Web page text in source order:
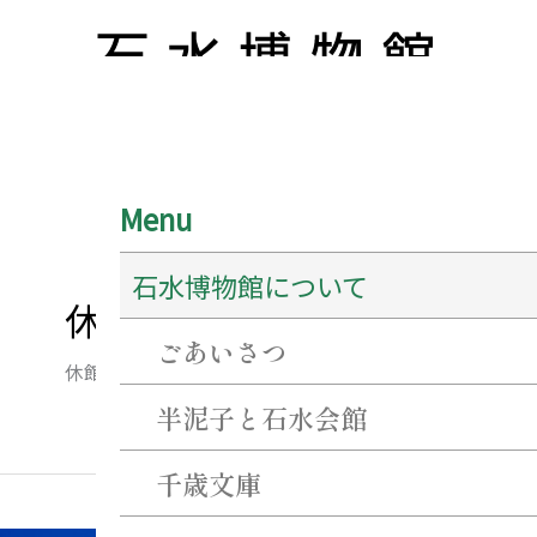
Menu
石水博物館について
ごあいさつ
半泥子と石水会館
千歳文庫
休館日
休館日